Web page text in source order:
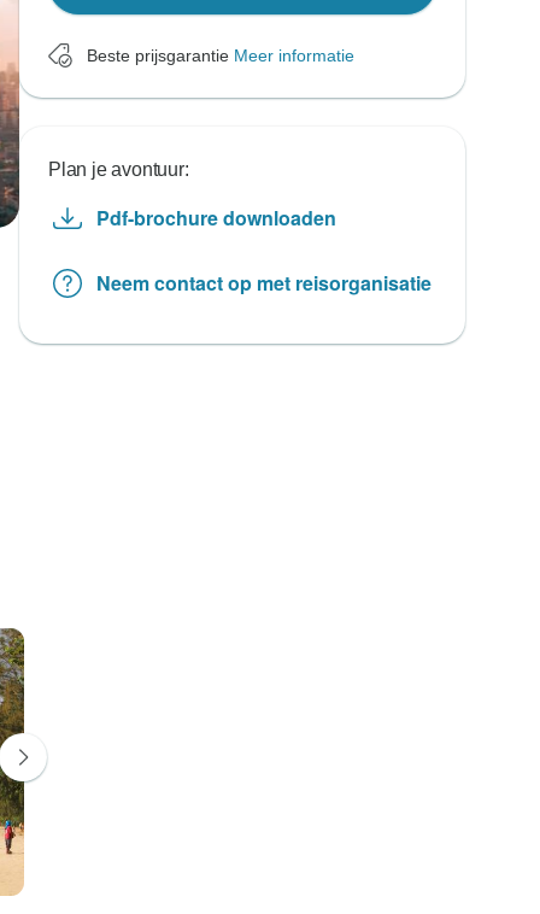
Beste prijsgarantie Meer informatie
Plan je avontuur:
Pdf-brochure downloaden
Neem contact op met reisorganisatie